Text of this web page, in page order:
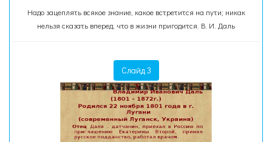
Надо зацеплять всякое знание, какое встретится на пути; никак
нельзя сказать вперед, что в жизни пригодится. В. И. Даль
Слайд 3